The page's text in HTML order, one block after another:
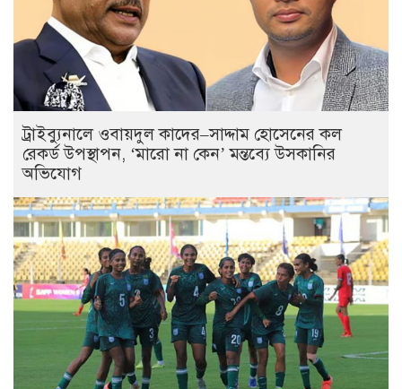
ট্রাইব্যুনালে ওবায়দুল কাদের–সাদ্দাম হোসেনের কল
রেকর্ড উপস্থাপন, ‘মারো না কেন’ মন্তব্যে উসকানির
অভিযোগ